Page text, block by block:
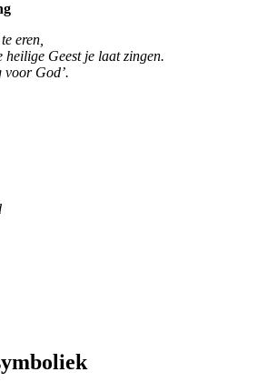
eren,
​heilige​ Geest​ je laat zingen.
voor God’.